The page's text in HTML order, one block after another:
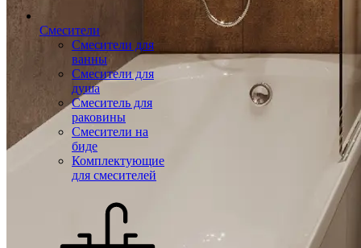
Смесители
Смесители для
ванны
Смесители для
душа
Смеситель для
раковины
Смесители на
биде
Комплектующие
для смесителей